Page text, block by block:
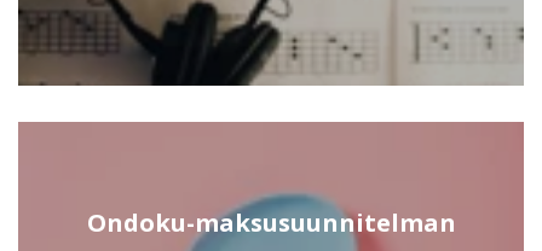
Ondoku-maksusuunnitelman